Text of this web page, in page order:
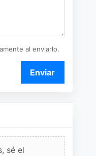
al enviarlo.
Enviar
sé el